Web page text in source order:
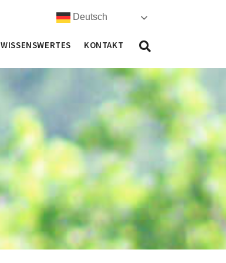
Deutsch
WISSENSWERTES KONTAKT